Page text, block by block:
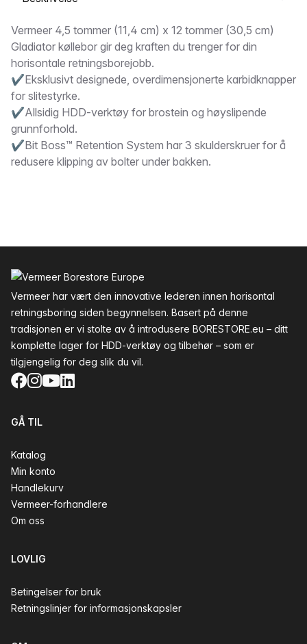
Beskrivelse
Vermeer 4,5 tommer (11,4 cm) x 12 tommer (30,5 cm)
Gladiator køllebor gir deg kraften du trenger for din
horisontale retningsborejobb.
✔Eksklusivt designede, overdimensjonerte karbidknapper
for slitestyrke.
✔Allsidig HDD-verktøy for brostein og høyslipende
grunnforhold.
✔Bit Boss™ Retention System har 3 skulderskruer for å
redusere klipping av bolter under bakken.
Vermeer har vært den innovative lederen innen horisontal
retningsboring siden begynnelsen. Basert på denne
tradisjonen er vi stolte av å introdusere BORESTORE.eu – ditt
komplette lager for HDD-verktøy og tilbehør – som er
tilgjengelig for deg slik du vil.
Facebook
Instagram
YouTube
LinkedIn
GÅ TIL
Katalog
Min konto
Handlekurv
Vermeer-forhandlere
Om oss
LOVLIG
Betingelser for bruk
Retningslinjer for informasjonskapsler